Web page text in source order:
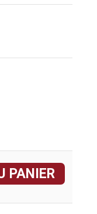
PANIER